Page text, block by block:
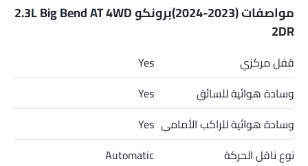
Prado 2.4L TX-1, Fortuner VX3 S 4X4, Q3 1.4L 35 TFSI S-Line و
Countryman Cooper.
مواصفات (2023-2024)برونكو 2.3L Big Bend AT 4WD
2DR
قفل مركزي
Yes
وسادة هوائية للسائق
Yes
وسادة هوائية للراكب الأمامي Yes
نوع ناقل الحركة
Automatic